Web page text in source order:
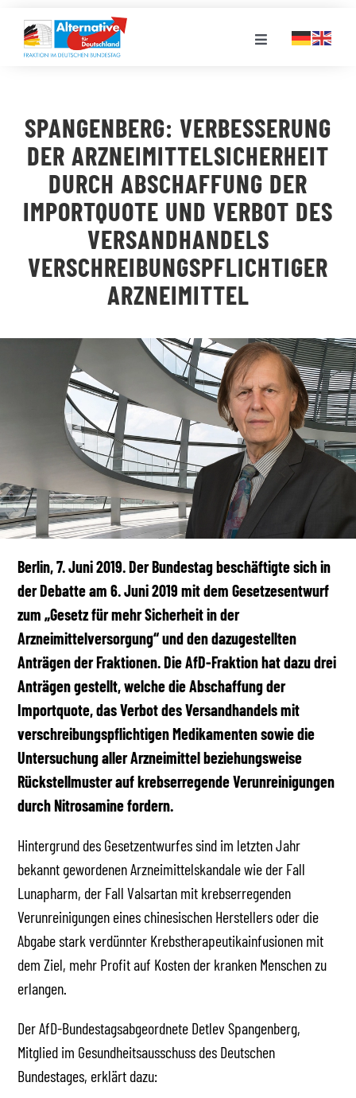
Inhalt
springen
Toggle
LANDESGRUPPEN
VERANSTALTUNGEN
STELLENPORTAL
MEDIATHEK
SPANGENBERG: VERBESSERUNG
DER ARZNEIMITTELSICHERHEIT
DURCH ABSCHAFFUNG DER
IMPORTQUOTE UND VERBOT DES
VERSANDHANDELS
VERSCHREIBUNGSPFLICHTIGER
ARZNEIMITTEL
Berlin, 7. Juni 2019. Der Bundestag beschäftigte sich in
der Debatte am 6. Juni 2019 mit dem Gesetzesentwurf
zum „Gesetz für mehr Sicherheit in der
Arzneimittelversorgung“ und den dazugestellten
Anträgen der Fraktionen. Die AfD-Fraktion hat dazu drei
Anträgen gestellt, welche die Abschaffung der
Importquote, das Verbot des Versandhandels mit
verschreibungspflichtigen Medikamenten sowie die
Untersuchung aller Arzneimittel beziehungsweise
Rückstellmuster auf krebserregende Verunreinigungen
durch Nitrosamine fordern.
Hintergrund des Gesetzentwurfes sind im letzten Jahr
bekannt gewordenen Arzneimittelskandale wie der Fall
Lunapharm, der Fall Valsartan mit krebserregenden
Verunreinigungen eines chinesischen Herstellers oder die
Abgabe stark verdünnter Krebstherapeutikainfusionen mit
dem Ziel, mehr Profit auf Kosten der kranken Menschen zu
erlangen.
Der AfD-Bundestagsabgeordnete Detlev Spangenberg,
Mitglied im Gesundheitsausschuss des Deutschen
Bundestages, erklärt dazu: